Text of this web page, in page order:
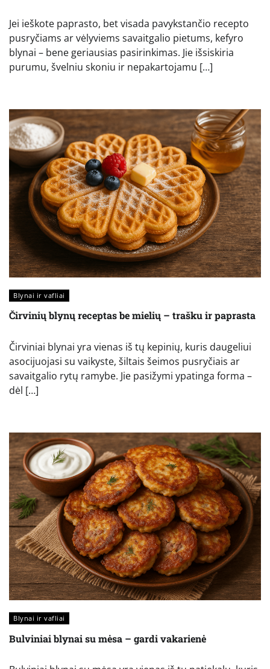
Jei ieškote paprasto, bet visada pavykstančio recepto
pusryčiams ar vėlyviems savaitgalio pietums, kefyro
blynai – bene geriausias pasirinkimas. Jie išsiskiria
purumu, švelniu skoniu ir nepakartojamu […]
Blynai ir vafliai
Čirvinių blynų receptas be mielių – trašku ir paprasta
Čirviniai blynai yra vienas iš tų kepinių, kuris daugeliui
asocijuojasi su vaikyste, šiltais šeimos pusryčiais ar
savaitgalio rytų ramybe. Jie pasižymi ypatinga forma –
dėl […]
Blynai ir vafliai
Bulviniai blynai su mėsa – gardi vakarienė